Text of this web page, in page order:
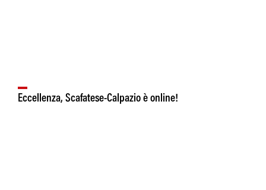
Eccellenza, Scafatese-Calpazio è online!